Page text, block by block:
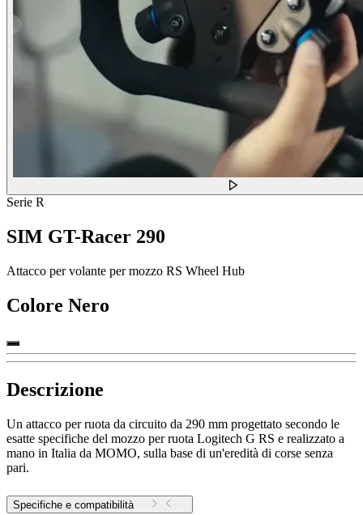
Serie R
SIM GT-Racer 290
Attacco per volante per mozzo RS Wheel Hub
Colore Nero
Descrizione
Un attacco per ruota da circuito da 290 mm progettato secondo le
esatte specifiche del mozzo per ruota Logitech G RS e realizzato a
mano in Italia da MOMO, sulla base di un'eredità di corse senza
pari.
Specifiche e compatibilità